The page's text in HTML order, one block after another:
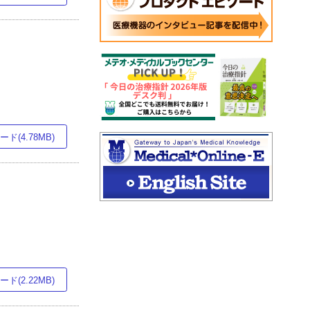
ド(4.78MB)
ド(2.22MB)